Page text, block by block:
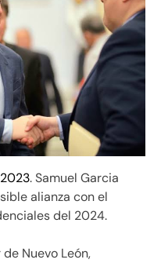
. Samuel Garcia
alianza con el
del 2024.
Nuevo León,